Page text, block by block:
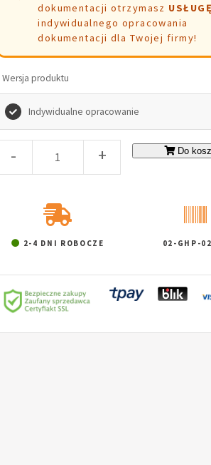
dokumentacji otrzymasz USŁUGĘ
indywidualnego opracowania
dokumentacji dla Twojej firmy!
Wersja produktu
Indywidualne opracowanie
- + Do
2-4 DNI ROBOCZE 02-GHP-